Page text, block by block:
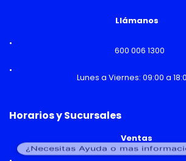
Llámanos
600 006 1300
Lunes a Viernes: 09:00 a
Horarios y Sucursales
Ventas
¿Necesitas Ayuda o mas